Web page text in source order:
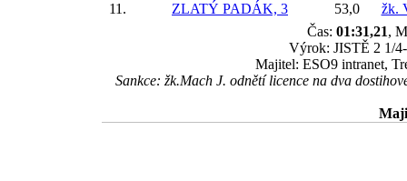
11.
ZLATÝ PADÁK, 3 53,0
žk.
Čas: 01:31,21,
Výrok: JISTĚ 2 1/
Majitel: ESO9 intranet,
Sankce: žk.Mach J. odnětí licence na dva